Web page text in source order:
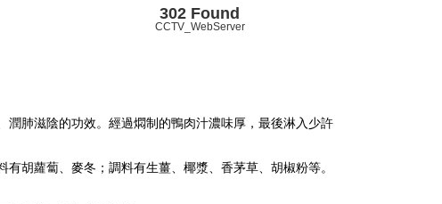
302 Found
CCTV_WebServer
潤肺滋陰的功效。經過燜制的鴨肉汁濃味厚，最後淋入少許
胡蘿蔔、麥冬；調料有生薑、椰漿、香茅草、胡椒粉等。